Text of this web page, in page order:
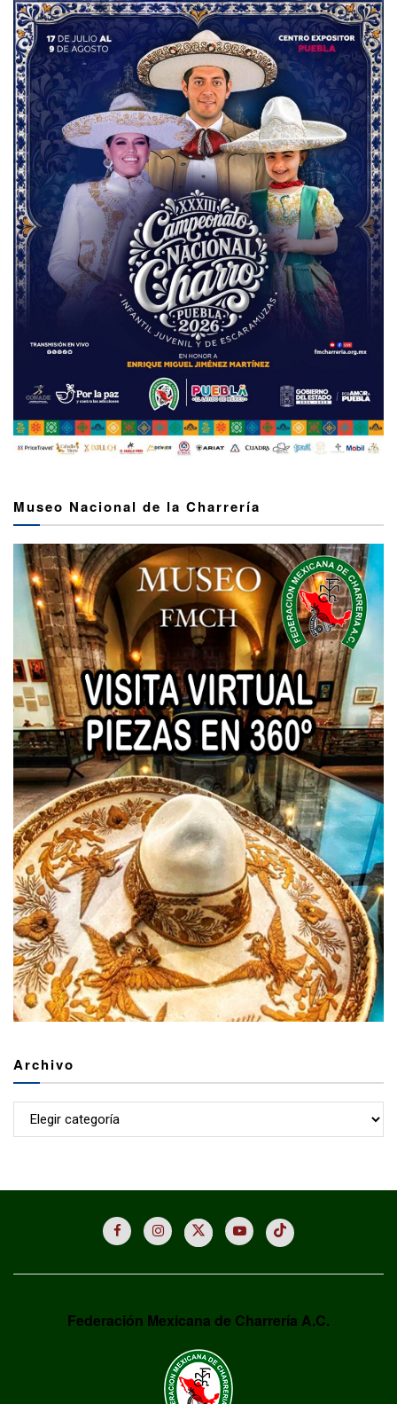
Museo Nacional de la Charrería
Archivo
Archivo
Federación Mexicana de Charrería A.C.